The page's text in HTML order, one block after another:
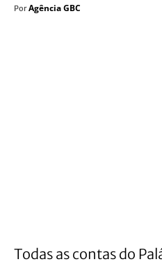
Por Agência GBC
Todas as contas do